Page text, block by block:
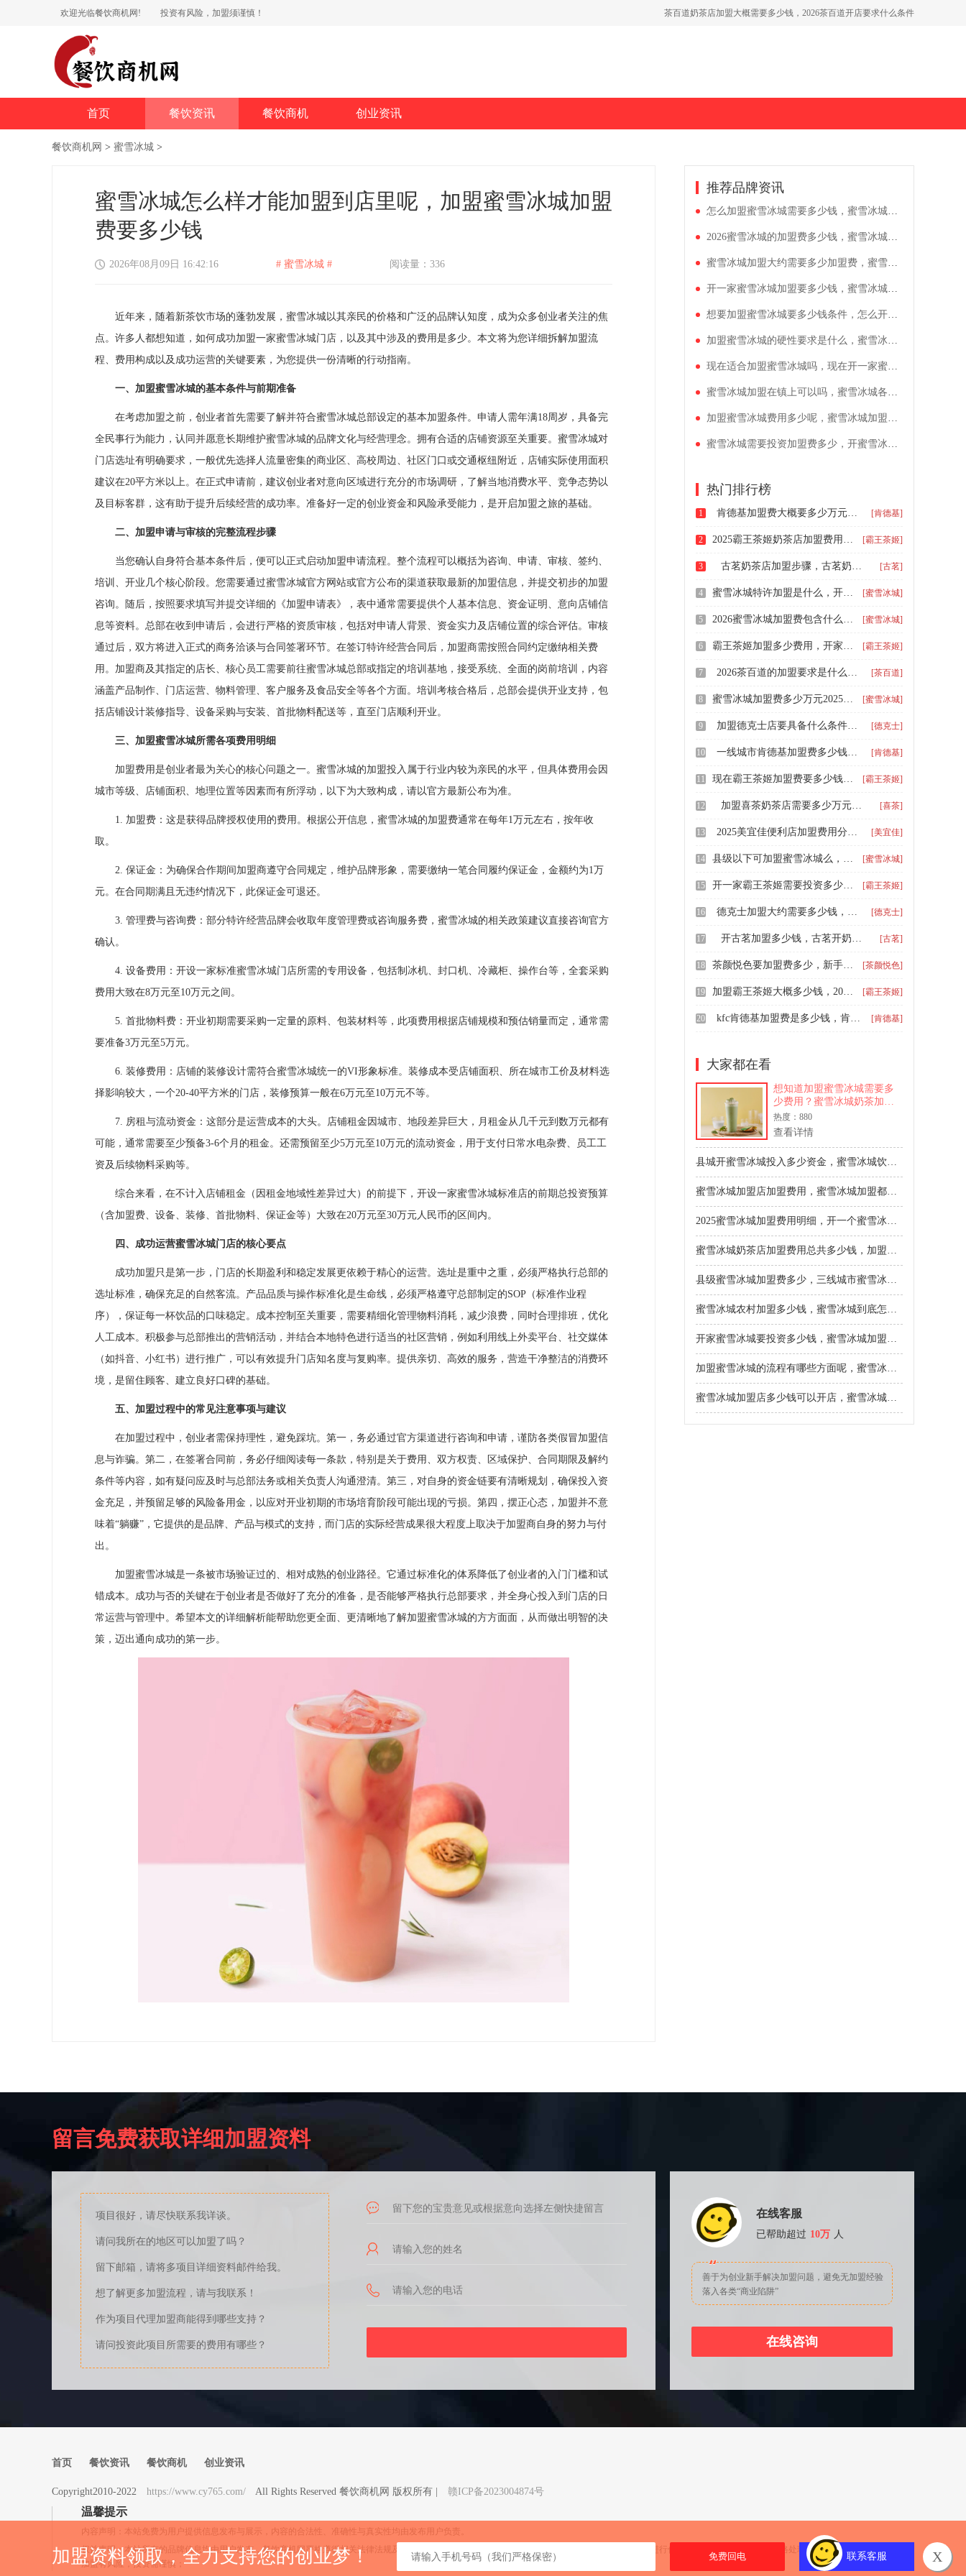
欢迎光临餐饮商机网! 投资有风险，加盟须谨慎！ 茶百道奶茶店加盟大概需要多少钱，2026茶百道开店要求什么条件
首页 餐饮资讯 餐饮商机 创业资讯
餐饮商机网 > 蜜雪冰城 >
蜜雪冰城怎么样才能加盟到店里呢，加盟蜜雪冰城加盟
费要多少钱
2026年08月09日 16:42:16 # 蜜雪冰城 # 阅读量：336
近年来，随着新茶饮市场的蓬勃发展，蜜雪冰城以其亲民的价格和广泛的品牌认知度，成为众多创业者关注的焦
点。许多人都想知道，如何成功加盟一家蜜雪冰城门店，以及其中涉及的费用是多少。本文将为您详细拆解加盟流
程、费用构成以及成功运营的关键要素，为您提供一份清晰的行动指南。
一、加盟蜜雪冰城的基本条件与前期准备
在考虑加盟之前，创业者首先需要了解并符合蜜雪冰城总部设定的基本加盟条件。申请人需年满18周岁，具备完
全民事行为能力，认同并愿意长期维护蜜雪冰城的品牌文化与经营理念。拥有合适的店铺资源至关重要。蜜雪冰城对
门店选址有明确要求，一般优先选择人流量密集的商业区、高校周边、社区门口或交通枢纽附近，店铺实际使用面积
建议在20平方米以上。在正式申请前，建议创业者对意向区域进行充分的市场调研，了解当地消费水平、竞争态势以
及目标客群，这有助于提升后续经营的成功率。准备好一定的创业资金和风险承受能力，是开启加盟之旅的基础。
二、加盟申请与审核的完整流程步骤
当您确认自身符合基本条件后，便可以正式启动加盟申请流程。整个流程可以概括为咨询、申请、审核、签约、
培训、开业几个核心阶段。您需要通过蜜雪冰城官方网站或官方公布的渠道获取最新的加盟信息，并提交初步的加盟
咨询。随后，按照要求填写并提交详细的《加盟申请表》，表中通常需要提供个人基本信息、资金证明、意向店铺信
息等资料。总部在收到申请后，会进行严格的资质审核，包括对申请人背景、资金实力及店铺位置的综合评估。审核
通过后，双方将进入正式的商务洽谈与合同签署环节。在签订特许经营合同后，加盟商需按照合同约定缴纳相关费
用。加盟商及其指定的店长、核心员工需要前往蜜雪冰城总部或指定的培训基地，接受系统、全面的岗前培训，内容
涵盖产品制作、门店运营、物料管理、客户服务及食品安全等各个方面。培训考核合格后，总部会提供开业支持，包
括店铺设计装修指导、设备采购与安装、首批物料配送等，直至门店顺利开业。
三、加盟蜜雪冰城所需各项费用明细
加盟费用是创业者最为关心的核心问题之一。蜜雪冰城的加盟投入属于行业内较为亲民的水平，但具体费用会因
城市等级、店铺面积、地理位置等因素而有所浮动，以下为大致构成，请以官方最新公布为准。
1. 加盟费：这是获得品牌授权使用的费用。根据公开信息，蜜雪冰城的加盟费通常在每年1万元左右，按年收
取。
2. 保证金：为确保合作期间加盟商遵守合同规定，维护品牌形象，需要缴纳一笔合同履约保证金，金额约为1万
元。在合同期满且无违约情况下，此保证金可退还。
3. 管理费与咨询费：部分特许经营品牌会收取年度管理费或咨询服务费，蜜雪冰城的相关政策建议直接咨询官方
确认。
4. 设备费用：开设一家标准蜜雪冰城门店所需的专用设备，包括制冰机、封口机、冷藏柜、操作台等，全套采购
费用大致在8万元至10万元之间。
5. 首批物料费：开业初期需要采购一定量的原料、包装材料等，此项费用根据店铺规模和预估销量而定，通常需
要准备3万元至5万元。
6. 装修费用：店铺的装修设计需符合蜜雪冰城统一的VI形象标准。装修成本受店铺面积、所在城市工价及材料选
择影响较大，一个20-40平方米的门店，装修预算一般在6万元至10万元不等。
7. 房租与流动资金：这部分是运营成本的大头。店铺租金因城市、地段差异巨大，月租金从几千元到数万元都有
可能，通常需要至少预备3-6个月的租金。还需预留至少5万元至10万元的流动资金，用于支付日常水电杂费、员工工
资及后续物料采购等。
综合来看，在不计入店铺租金（因租金地域性差异过大）的前提下，开设一家蜜雪冰城标准店的前期总投资预算
（含加盟费、设备、装修、首批物料、保证金等）大致在20万元至30万元人民币的区间内。
四、成功运营蜜雪冰城门店的核心要点
成功加盟只是第一步，门店的长期盈利和稳定发展更依赖于精心的运营。选址是重中之重，必须严格执行总部的
选址标准，确保充足的自然客流。产品品质与操作标准化是生命线，必须严格遵守总部制定的SOP（标准作业程
序），保证每一杯饮品的口味稳定。成本控制至关重要，需要精细化管理物料消耗，减少浪费，同时合理排班，优化
人工成本。积极参与总部推出的营销活动，并结合本地特色进行适当的社区营销，例如利用线上外卖平台、社交媒体
（如抖音、小红书）进行推广，可以有效提升门店知名度与复购率。提供亲切、高效的服务，营造干净整洁的消费环
境，是留住顾客、建立良好口碑的基础。
五、加盟过程中的常见注意事项与建议
在加盟过程中，创业者需保持理性，避免踩坑。第一，务必通过官方渠道进行咨询和申请，谨防各类假冒加盟信
息与诈骗。第二，在签署合同前，务必仔细阅读每一条款，特别是关于费用、双方权责、区域保护、合同期限及解约
条件等内容，如有疑问应及时与总部法务或相关负责人沟通澄清。第三，对自身的资金链要有清晰规划，确保投入资
金充足，并预留足够的风险备用金，以应对开业初期的市场培育阶段可能出现的亏损。第四，摆正心态，加盟并不意
味着“躺赚”，它提供的是品牌、产品与模式的支持，而门店的实际经营成果很大程度上取决于加盟商自身的努力与付
出。
加盟蜜雪冰城是一条被市场验证过的、相对成熟的创业路径。它通过标准化的体系降低了创业者的入门门槛和试
错成本。成功与否的关键在于创业者是否做好了充分的准备，是否能够严格执行总部要求，并全身心投入到门店的日
常运营与管理中。希望本文的详细解析能帮助您更全面、更清晰地了解加盟蜜雪冰城的方方面面，从而做出明智的决
策，迈出通向成功的第一步。
推荐品牌资讯
怎么加盟蜜雪冰城需要多少钱，蜜雪冰城的加盟费用和条件有哪些
2026蜜雪冰城的加盟费多少钱，蜜雪冰城奶茶品牌加盟优势解析
蜜雪冰城加盟大约需要多少加盟费，蜜雪冰城加盟全流程表
开一家蜜雪冰城加盟要多少钱，蜜雪冰城加盟费用详解2026
想要加盟蜜雪冰城要多少钱条件，怎么开一家蜜雪冰城奶茶店
加盟蜜雪冰城的硬性要求是什么，蜜雪冰城奶茶加盟费需要投入多少钱
现在适合加盟蜜雪冰城吗，现在开一家蜜雪冰城要多少钱
蜜雪冰城加盟在镇上可以吗，蜜雪冰城各地区加盟费
加盟蜜雪冰城费用多少呢，蜜雪冰城加盟需求多少钱
蜜雪冰城需要投资加盟费多少，开蜜雪冰城加盟店得多少钱
热门排行榜
1 肯德基加盟费大概要多少万元2026，肯德基炸鸡汉堡加盟费价目表 [肯德基]
2 2025霸王茶姬奶茶店加盟费用价格表，霸王茶姬茶饮店加盟费用多少钱 [霸王茶姬]
3 古茗奶茶店加盟步骤，古茗奶茶加盟店流程及费用 [古茗]
4 蜜雪冰城特许加盟是什么，开一家蜜雪冰城店要多少加盟费 [蜜雪冰城]
5 2026蜜雪冰城加盟费包含什么，蜜雪冰城奶茶店加盟优势如何 [蜜雪冰城]
6 霸王茶姬加盟多少费用，开家霸王茶姬茶饮店加盟多少钱左右 [霸王茶姬]
7 2026茶百道的加盟要求是什么呢，茶百道加盟的主要费用 [茶百道]
8 蜜雪冰城加盟费多少万元2025，蜜雪冰城加盟条件和费用有哪些呢 [蜜雪冰城]
9 加盟德克士店要具备什么条件，德克士汉堡加盟大约需要多少钱 [德克士]
10 一线城市肯德基加盟费多少钱，肯德基怎么加盟需要多少钱 [肯德基]
11 现在霸王茶姬加盟费要多少钱，一般开霸王茶姬奶茶店要多少钱 [霸王茶姬]
12 加盟喜茶奶茶店需要多少万元，喜茶奶茶店加盟条件有哪些 [喜茶]
13 2025美宜佳便利店加盟费用分析，开家美宜佳加盟条件明细介绍 [美宜佳]
14 县级以下可加盟蜜雪冰城么，2026投资蜜雪冰城需要多少钱 [蜜雪冰城]
15 开一家霸王茶姬需要投资多少，2026霸王茶姬申请加盟需要多长时间 [霸王茶姬]
16 德克士加盟大约需要多少钱，德克士汉堡店加盟费是多少 [德克士]
17 开古茗加盟多少钱，古茗开奶茶店加盟多少钱 [古茗]
18 茶颜悦色要加盟费多少，新手加盟茶颜悦色加盟大约要多少钱 [茶颜悦色]
19 加盟霸王茶姬大概多少钱，2024霸王茶姬加盟费明细表 [霸王茶姬]
20 kfc肯德基加盟费是多少钱，肯德基加盟费用大概多少钱以及加盟条件 [肯德基]
大家都在看
想知道加盟蜜雪冰城需要多
少费用？蜜雪冰城奶茶加盟
的详细成本包括加盟费、设
备物料、租金装修及运营资
金。本文全面解析蜜雪冰城
投入约40-60万，中小城市25-
35万。提供实用的投资规划
和资金预算建议，助你规避
创业风险。
热度：880
查看详情
县城开蜜雪冰城投入多少资金，蜜雪冰城饮品加盟一般需多少钱
蜜雪冰城加盟店加盟费用，蜜雪冰城加盟都需要哪些费用和费用
2025蜜雪冰城加盟费用明细，开一个蜜雪冰城店大概要多少钱
蜜雪冰城奶茶店加盟费用总共多少钱，加盟一家蜜雪冰城一般需要多少资金
县级蜜雪冰城加盟费多少，三线城市蜜雪冰城加盟费
蜜雪冰城农村加盟多少钱，蜜雪冰城到底怎样加盟的
开家蜜雪冰城要投资多少钱，蜜雪冰城加盟费用大概多少钱
加盟蜜雪冰城的流程有哪些方面呢，蜜雪冰城奶茶加盟费多少钱
蜜雪冰城加盟店多少钱可以开店，蜜雪冰城加盟店硬性要求是什么
留言免费获取详细加盟资料
项目很好，请尽快联系我详谈。
请问我所在的地区可以加盟了吗？
留下邮箱，请将多项目详细资料邮件给我。
想了解更多加盟流程，请与我联系！
作为项目代理加盟商能得到哪些支持？
请问投资此项目所需要的费用有哪些？
在线客服
已帮助超过 10万 人
善于为创业新手解决加盟问题，避免无加盟经验
落入各类“商业陷阱”
在线咨询
加盟资料领取，全力支持您的创业梦！ 联系客服 X
首页 餐饮资讯 餐饮商机 创业资讯
Copyright2010-2022 https://www.cy765.com/ All Rights Reserved 餐饮商机网 版权所有 | 赣ICP备2023004874号
温馨提示
内容声明：本站免费为用户提供信息发布与展示，内容的合法性、准确性与真实性均由发布用户负责。
权益声明：本站所有的品牌信息均由用户发布，餐饮商机网严格遵循相关法律法规及内容审核机制，如您发现有侵权内容和任何违法信息，请联系我们进行信息反馈，我们将按照规定严格处理。餐饮商机网温馨提示您：
加盟有风险，投资需谨慎；